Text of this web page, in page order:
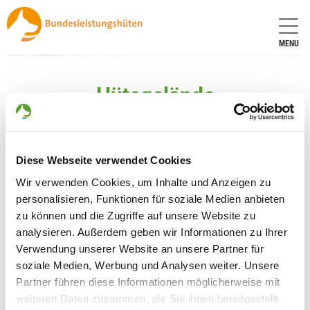
Diese Webseite verwendet Cookies
Wir verwenden Cookies, um Inhalte und Anzeigen zu
personalisieren, Funktionen für soziale Medien anbieten
zu können und die Zugriffe auf unsere Website zu
analysieren. Außerdem geben wir Informationen zu Ihrer
Verwendung unserer Website an unsere Partner für
soziale Medien, Werbung und Analysen weiter. Unsere
Partner führen diese Informationen möglicherweise mit
weiteren Daten zusammen, die Sie ihnen bereitgestellt
MENU
Hütegelände